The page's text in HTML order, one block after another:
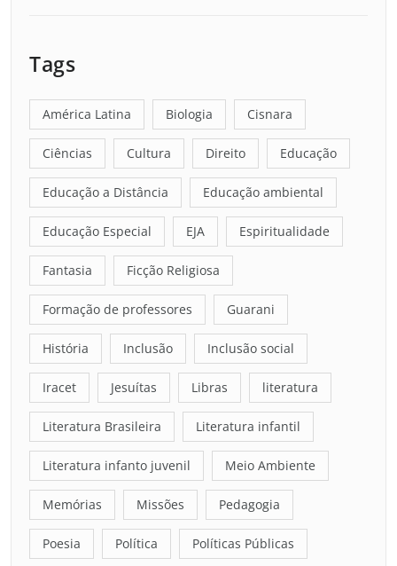
Tags
América Latina Biologia Cisnara
Ciências Cultura Direito Educação
Educação a Distância Educação ambiental
Educação Especial EJA Espiritualidade
Fantasia Ficção Religiosa
Formação de professores Guarani
História Inclusão Inclusão social
Iracet Jesuítas Libras literatura
Literatura Brasileira Literatura infantil
Literatura infanto juvenil Meio Ambiente
Memórias Missões Pedagogia
Poesia Política Políticas Públicas